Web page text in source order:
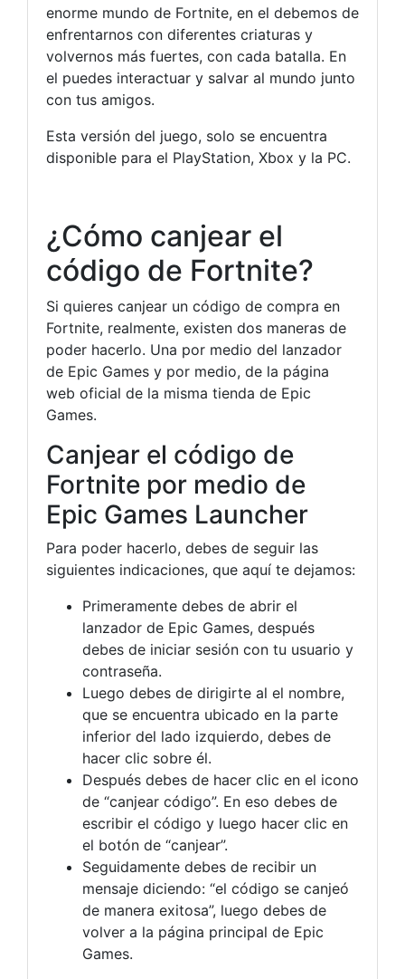
enorme mundo de Fortnite, en el debemos de
enfrentarnos con diferentes criaturas y
volvernos más fuertes, con cada batalla. En
el puedes interactuar y salvar al mundo junto
con tus amigos.
Esta versión del juego, solo se encuentra
disponible para el PlayStation, Xbox y la PC.
¿Cómo canjear el
código de Fortnite?
Si quieres canjear un código de compra en
Fortnite, realmente, existen dos maneras de
poder hacerlo. Una por medio del lanzador
de Epic Games y por medio, de la página
web oficial de la misma tienda de Epic
Games.
Canjear el código de
Fortnite por medio de
Epic Games Launcher
Para poder hacerlo, debes de seguir las
siguientes indicaciones, que aquí te dejamos:
Primeramente debes de abrir el
lanzador de Epic Games, después
debes de iniciar sesión con tu usuario y
contraseña.
Luego debes de dirigirte al el nombre,
que se encuentra ubicado en la parte
inferior del lado izquierdo, debes de
hacer clic sobre él.
Después debes de hacer clic en el icono
de “canjear código”. En eso debes de
escribir el código y luego hacer clic en
el botón de “canjear”.
Seguidamente debes de recibir un
mensaje diciendo: “el código se canjeó
de manera exitosa”, luego debes de
volver a la página principal de Epic
Games.